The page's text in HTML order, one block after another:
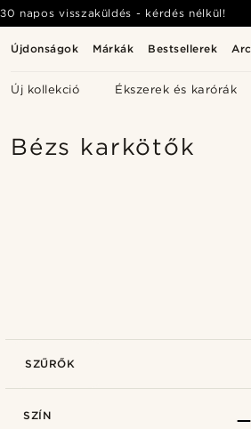
Újdonságok Márkák Bestsellerek
Új kollekció Ékszerek és karórák
30 napos visszaküldés - kérdés nélkül!
Bézs karkötők
SZŰRŐK
SZÍN